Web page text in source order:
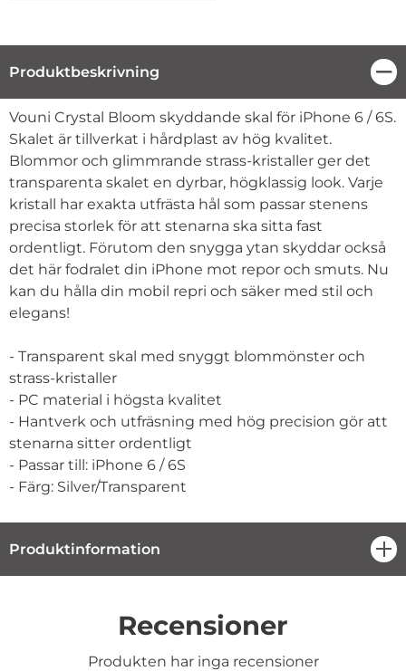
Produktbeskrivning
Produktbeskrivning
Vouni Crystal Bloom skyddande skal för iPhone 6 / 6S.
Skalet är tillverkat i hårdplast av hög kvalitet.
Blommor och glimmrande strass-kristaller ger det
transparenta skalet en dyrbar, högklassig look. Varje
kristall har exakta utfrästa hål som passar stenens
precisa storlek för att stenarna ska sitta fast
ordentligt. Förutom den snygga ytan skyddar också
det här fodralet din iPhone mot repor och smuts. Nu
kan du hålla din mobil repri och säker med stil och
elegans!
- Transparent skal med snyggt blommönster och
strass-kristaller
- PC material i högsta kvalitet
- Hantverk och utfräsning med hög precision gör att
stenarna sitter ordentligt
- Passar till: iPhone 6 / 6S
- Färg: Silver/Transparent
Produktinformation
Recensioner
Produkten har inga recensioner